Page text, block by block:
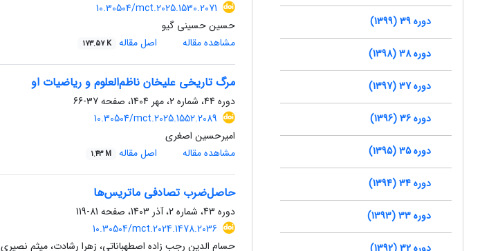
10.30504/mct.2025.1530.2071
حسین حسینی گیو
مشاهده مقاله
اصل مقاله 173.57 K
مرگ تاریخی علیخان ناظم‌العلوم و ریاضیات او
دوره 44، شماره 2، مهر 1404، صفحه
37-66
10.30504/mct.2025.1552.2089
امیرحسین اصغری
مشاهده مقاله
اصل مقاله 1.43 M
حاصل‌ضرب تصادفی ماتریس‌ها
دوره 43، شماره 2، آذر 1403، صفحه
81-119
10.30504/mct.2024.1478.2036
حسام الدین رجب زاده اصطهباناتی، زهرا رشادت، میثم نصیری
دوره 39 (1399)
دوره 38 (1398)
دوره 37 (1397)
دوره 36 (1396)
دوره 35 (1395)
دوره 34 (1394)
دوره 33 (1393)